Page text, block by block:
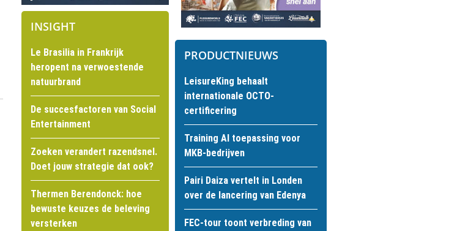
INSIGHT
Le Brasilia in Frankrijk
heropent na verwoestende
natuurbrand
De succesfactoren van Social
Entertainment
Zoeken verandert razendsnel.
Doet jouw strategie dat ook?
Thermen Berendonck: hoe
bewuste keuzes de beleving
versterken
PRODUCTNIEUWS
LeisureKing behaalt
internationale OCTO-
certificering
Training AI toepassing voor
MKB-bedrijven
Pairi Daiza vertelt in Londen
over de lancering van Edenya
FEC-tour toont verbreding van